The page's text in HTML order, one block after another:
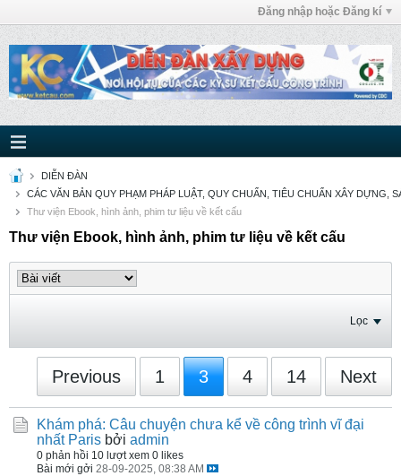
Đăng nhập hoặc Đăng kí
DIỄN ĐÀN
CÁC VĂN BẢN QUY PHẠM PHÁP LUẬT, QUY CHUẨN, TIÊU CHUẨN XÂY DỰNG,
Thư viện Ebook, hình ảnh, phim tư liệu về kết cấu
Thư viện Ebook, hình ảnh, phim tư liệu về kết cấu
Lọc
Previous 1 3 4 14 Next
Khám phá: Câu chuyện chưa kể về công trình vĩ đại
nhất Paris bởi admin
0 phản hồi 10 lượt xem 0 likes
Bài mới gởi 28-09-2025, 08:38 AM